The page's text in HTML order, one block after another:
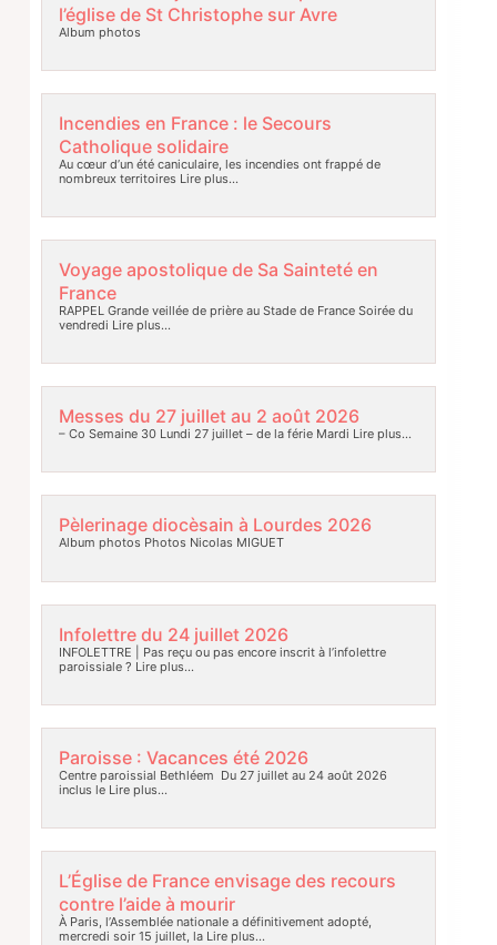
l’église de St Christophe sur Avre
Album photos
Incendies en France : le Secours
Catholique solidaire
Au cœur d’un été caniculaire, les incendies ont frappé de
nombreux territoires Lire plus…
Voyage apostolique de Sa Sainteté en
France
RAPPEL Grande veillée de prière au Stade de France Soirée du
vendredi Lire plus…
Messes du 27 juillet au 2 août 2026
– Co Semaine 30 Lundi 27 juillet – de la férie Mardi Lire plus…
Pèlerinage diocèsain à Lourdes 2026
Album photos Photos Nicolas MIGUET
Infolettre du 24 juillet 2026
INFOLETTRE | Pas reçu ou pas encore inscrit à l’infolettre
paroissiale ? Lire plus…
Paroisse : Vacances été 2026
Centre paroissial Bethléem Du 27 juillet au 24 août 2026
inclus leLire plus…
L’Église de France envisage des recours
contre l’aide à mourir
À Paris, l’Assemblée nationale a définitivement adopté,
mercredi soir 15 juillet, laLire plus…